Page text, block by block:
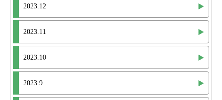
2023.12
2023.11
2023.10
2023.9